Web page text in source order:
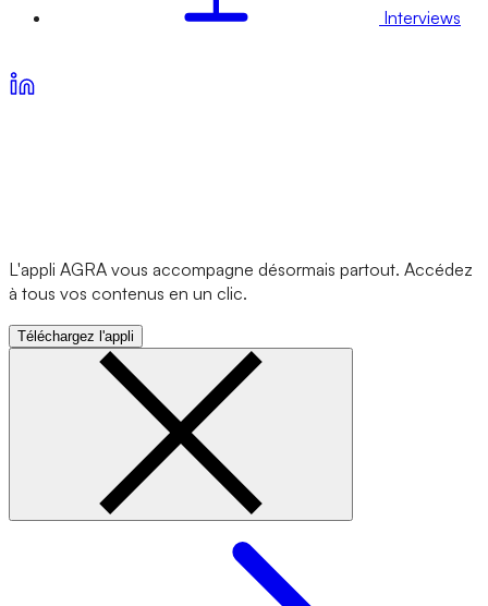
Interviews
L'appli AGRA vous accompagne désormais partout. Accédez
à tous vos contenus en un clic.
Téléchargez l'appli